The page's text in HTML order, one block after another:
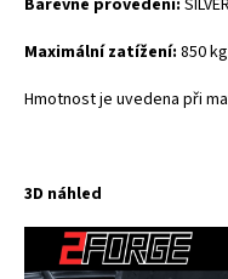
Maximální zatížení: 850 kg
Hmotnost je uvedena při
3D náhled